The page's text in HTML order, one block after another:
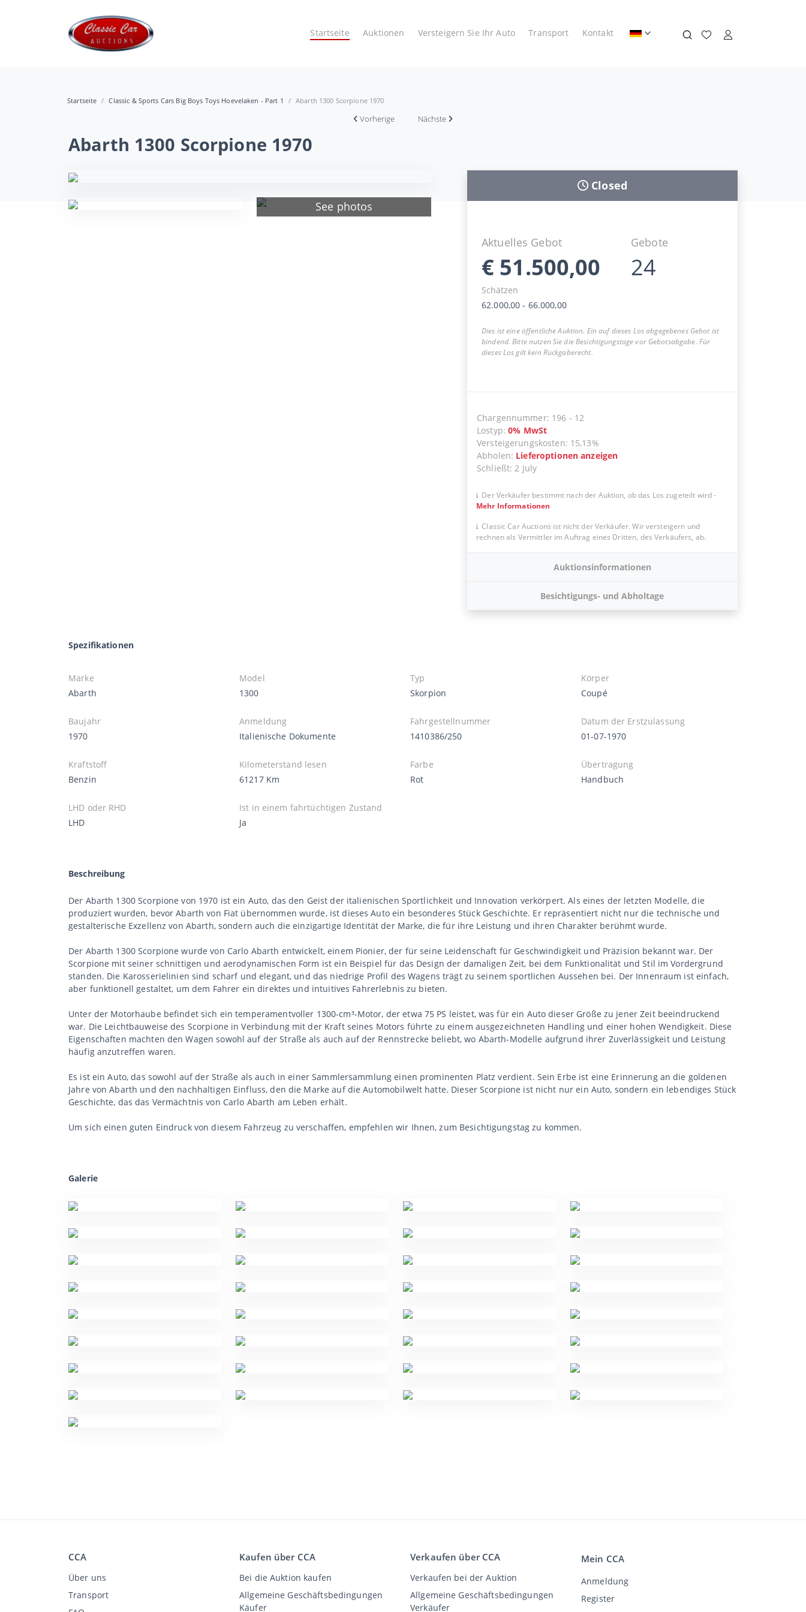
Startseite Auktionen Versteigern Sie Ihr Auto Transport Kontakt
Startseite Classic & Sports Cars Big Boys Toys Hoevelaken - Part 1 Abarth 1300 Scorpione 1970
Vorherige Nächste
Abarth 1300 Scorpione 1970
See photos
Closed
Aktuelles Gebot
€ 51.500,00
Gebote
24
Schätzen
62.000,00 - 66.000,00
Dies ist eine öffentliche Auktion. Ein auf dieses Los abgegebenes Gebot ist
bindend. Bitte nutzen Sie die Besichtigungstage vor Gebotsabgabe. Für
dieses Los gilt kein Rückgaberecht.
Chargennummer: 196 - 12
Lostyp:0% MwSt
Versteigerungskosten: 15,13%
Abholen: Lieferoptionen anzeigen
Schließt:2 July
Der Verkäufer bestimmt nach der Auktion, ob das Los zugeteilt wird-
Mehr Informationen
Classic Car Auctions ist nicht der Verkäufer. Wir versteigern und
rechnen als Vermittler im Auftrag eines Dritten, des Verkäufers, ab.
Auktionsinformationen
Besichtigungs- und Abholtage
Spezifikationen
Marke
Abarth
Model
1300
Typ
Skorpion
Körper
Coupé
Baujahr
1970
Anmeldung
Italienische Dokumente
Fahrgestellnummer
1410386/250
Datum der Erstzulassung
01-07-1970
Kraftstoff
Benzin
Kilometerstand lesen
61217 Km
Farbe
Rot
Übertragung
Handbuch
LHD oder RHD
LHD
Ist in einem fahrtüchtigen Zustand
Ja
Beschreibung
Der Abarth 1300 Scorpione von 1970 ist ein Auto, das den Geist der italienischen Sportlichkeit und Innovation verkörpert. Als eines der letzten Modelle, die
produziert wurden, bevor Abarth von Fiat übernommen wurde, ist dieses Auto ein besonderes Stück Geschichte. Er repräsentiert nicht nur die technische und
gestalterische Exzellenz von Abarth, sondern auch die einzigartige Identität der Marke, die für ihre Leistung und ihren Charakter berühmt wurde.
Der Abarth 1300 Scorpione wurde von Carlo Abarth entwickelt, einem Pionier, der für seine Leidenschaft für Geschwindigkeit und Präzision bekannt war. Der
Scorpione mit seiner schnittigen und aerodynamischen Form ist ein Beispiel für das Design der damaligen Zeit, bei dem Funktionalität und Stil im Vordergrund
standen. Die Karosserielinien sind scharf und elegant, und das niedrige Profil des Wagens trägt zu seinem sportlichen Aussehen bei. Der Innenraum ist einfach,
aber funktionell gestaltet, um dem Fahrer ein direktes und intuitives Fahrerlebnis zu bieten.
Unter der Motorhaube befindet sich ein temperamentvoller 1300-cm³-Motor, der etwa 75 PS leistet, was für ein Auto dieser Größe zu jener Zeit beeindruckend
war. Die Leichtbauweise des Scorpione in Verbindung mit der Kraft seines Motors führte zu einem ausgezeichneten Handling und einer hohen Wendigkeit. Diese
Eigenschaften machten den Wagen sowohl auf der Straße als auch auf der Rennstrecke beliebt, wo Abarth-Modelle aufgrund ihrer Zuverlässigkeit und Leistung
häufig anzutreffen waren.
Es ist ein Auto, das sowohl auf der Straße als auch in einer Sammlersammlung einen prominenten Platz verdient. Sein Erbe ist eine Erinnerung an die goldenen
Jahre von Abarth und den nachhaltigen Einfluss, den die Marke auf die Automobilwelt hatte. Dieser Scorpione ist nicht nur ein Auto, sondern ein lebendiges Stück
Geschichte, das das Vermächtnis von Carlo Abarth am Leben erhält.
Um sich einen guten Eindruck von diesem Fahrzeug zu verschaffen, empfehlen wir Ihnen, zum Besichtigungstag zu kommen.
Galerie
CCA
Über uns
Transport
Kaufen über CCA
Bei die Auktion kaufen
Allgemeine Geschäftsbedingungen
Käufer
Verkaufen über CCA
Verkaufen bei der Auktion
Allgemeine Geschäftsbedingungen
Verkäufer
Mein CCA
Anmeldung
Register